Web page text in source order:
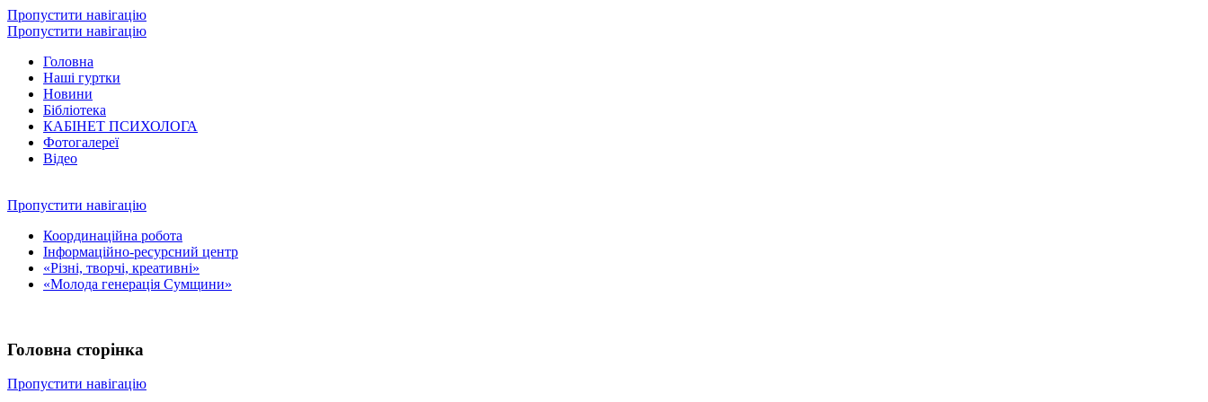
Пропустити навігацію
Пропустити навігацію
Головна
Наші гуртки
Новини
Бібліотека
КАБІНЕТ ПСИХОЛОГА
Фотогалереї
Відео
Пропустити навігацію
Координаційна робота
Інформаційно-ресурсний центр
«Різні, творчі, креативні»
«Молода генерація Сумщини»
Головна сторінка
Пропустити навігацію